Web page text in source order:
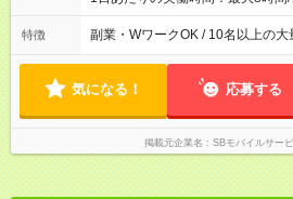
残業は月平均5時間程度です
特徴 副業・WワークOK / 10名以上の大
気になる！ 応募する
掲載元企業名 SBモバイルサー